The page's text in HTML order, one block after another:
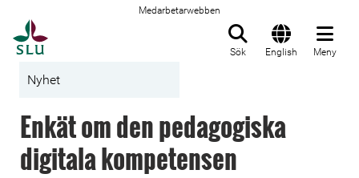
Medarbetarwebben
Sök English Meny
Nyhet
Enkät om den pedagogiska
digitala kompetensen